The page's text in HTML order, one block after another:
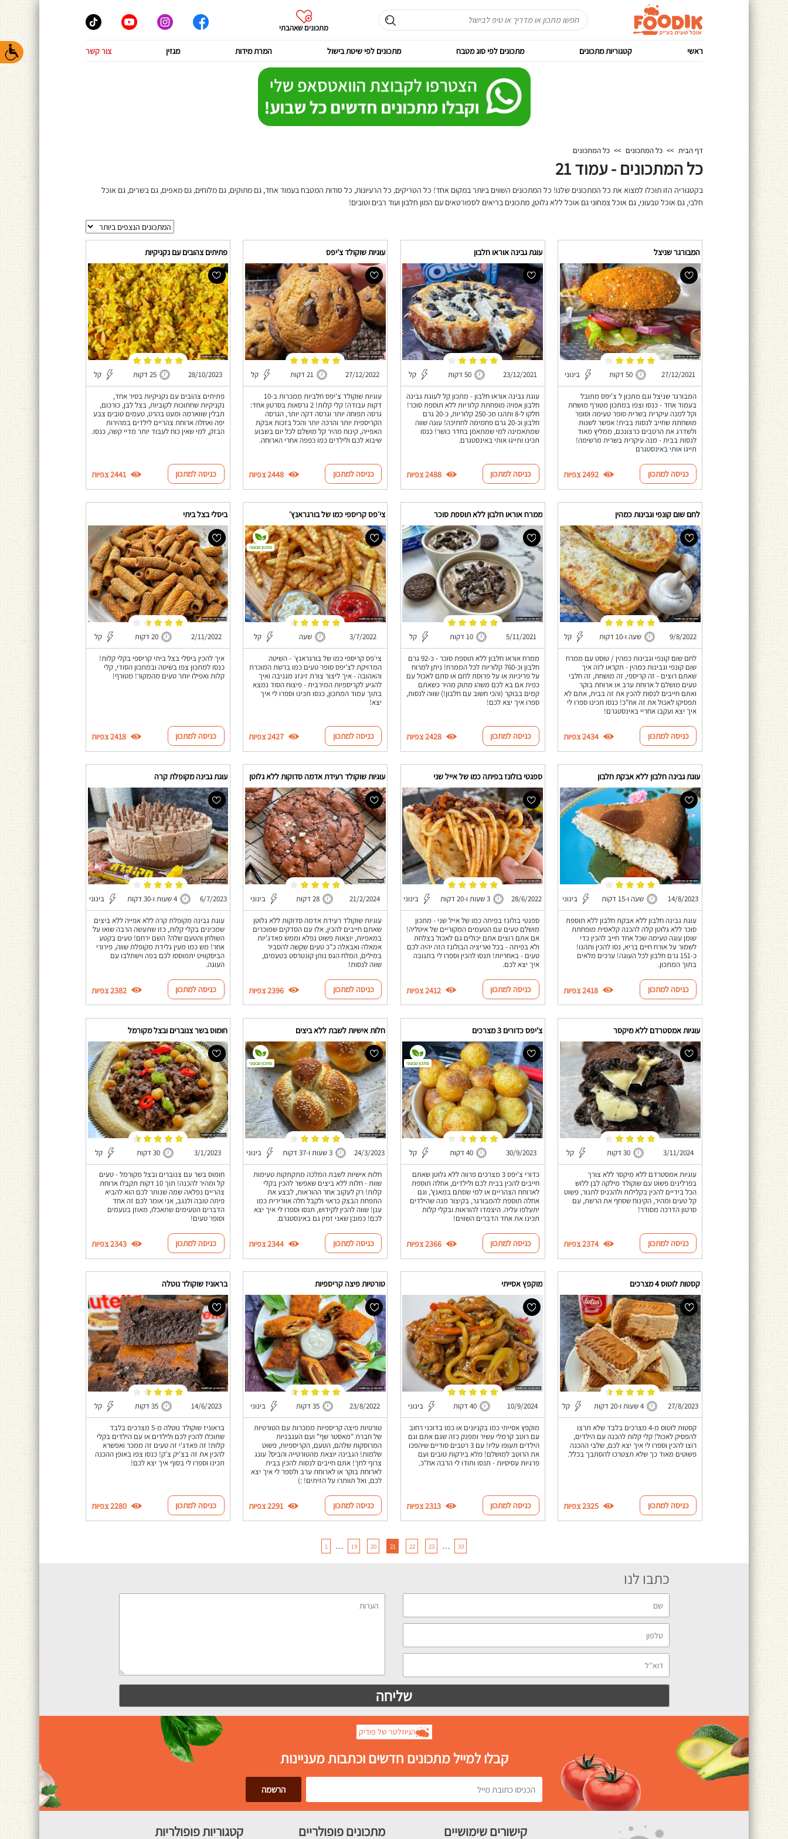
מתכונים שאהבתי
ראשי קטגוריות מתכונים מתכונים לפי סוג מטבח מתכונים לפי שיטת בישול המרת מידות מגזין צור קשר
דף הבית >> כל המתכונים >> כל המתכונים
כל המתכונים - עמוד 21
בקטגוריה הזו תוכלו למצוא את כל המתכונים שלנו! כל המתכונים השווים ביותר במקום אחד! כל הטריקים, כל הרעיונות, כל סודות המטבח בעמוד אחד, גם מתוקים, גם מלוחים, גם מאפים, גם בשרים, גם אוכל
חלבי, גם אוכל טבעוני, גם אוכל צמחוני גם אוכל ללא גלוטן, מתכונים בריאים לספורטאים עם המון חלבון ועוד רבים וטובים!
המבורגר שניצל
27/12/2021 50 דקות בינוני
המבורגר שניצל וגם מתכון ל צ'יפס מתובל
בעמוד אחד - כנסו וצפו במתכון מטורף מושחת
וקל למנה עיקרית בשרית סופר טעימה וסופר
מושחתת שחייב לנסות בבית! אפשר לשנות
ולשדרג את הרטבים כרצונכם, ממליץ מאוד
לנסות בבית - מנה עיקרית בשרית מרשימה!
תייגו אותי באינסטגרם
כניסה למתכון 2492 צפיות
עוגת גבינה אוראו חלבון
23/12/2021 50 דקות קל
עוגת גבינה אוראו חלבון - מתכון קל לעוגת גבינה
חלבון אפויה מופחתת קלוריות ללא תוספת סוכר!
חלקו ל-8 ותהנו מכ-250 קלוריות, כ-20 גרם
חלבון וכ-20 גרם פחמימה לחתיכה! עוגה שווה
שמתאמינה למי שמתאמן בחדר כושר! כנסו
תכינו ותייגו אותי באינסטגרם.
כניסה למתכון 2488 צפיות
עוגיות שוקולד צ'יפס
27/12/2022 21 דקות קל
עוגיות שוקולד צ'יפס חלביות ממכרות ב-10
דקות עבודה! קלי קלות! 2 גרסאות בסרטון אחד:
גרסה תפוחה יותר וגרסה דקה יותר, הגרסה
הקריספית יותר והרכה יותר והכל בזכות אבקת
האפייה, קינוח מהיר קל מושלם לכל יום בשבוע
שיבוא לכם ולילדים כמו כפפה אחרי הארוחה.
כניסה למתכון 2448 צפיות
פתיתים צהובים עם נקניקיות
28/10/2023 25 דקות קל
פתיתים צהובים עם נקניקיות בסיר אחד,
נקניקיות שחתוכות לקוביות, בצל לבן, כורכום,
תבלין שווארמה ומעט בהרט, טעמים טובים צבע
יפה ואחלה ארוחת צהריים לילדים במהירות
הבזק, למי שאין כוח לעבוד יותר מדיי קשה, כנסו.
כניסה למתכון 2441 צפיות
לחם שום קונפי וגבינות כמהין
9/8/2022 שעה ו-10 דקות קל
לחם שום קונפי וגבינות כמהין / טוסט עם ממרח
שום קונפי וגבינות כמהין - תקראו לזה איך
שאתם רוצים - זה קריספי, זה מושחת, זה חלבי
טעים מושלם ל ארוחת ערב או ארוחת בוקר
ואתם חייבים לנסות להכין את זה בבית, אתם לא
תפסיקו לאכול את זה אח"כ! כנסו תכינו ספרו לי
איך יצא ועקבו אחריי באינסטגרם!
כניסה למתכון 2434 צפיות
ממרח אוראו חלבון ללא תוספת סוכר
5/11/2021 10 דקות קל
ממרח אוראו חלבון ללא תוספת סוכר - כ-92 גרם
חלבון וכ-760 קלוריות לכל הממרח! ניתן למרוח
על פריכיות או על פרוסת לחם או סתם לאכול עם
כפית אם בא לכם משהו מתוק מהיר כשאתם
קמים בבוקר (והכי חשוב עם חלבון!) שווה לנסות,
ספרו איך יצא לכם!
כניסה למתכון 2428 צפיות
צי׳פס קריספי כמו של בורגראנץ׳
3/7/2022 שעה קל
צי׳פס קריספי כמו של בורגראנץ׳ - השיטה
המדויקת לצ'יפס סופר טעים כמו ברשת המוכרת
והאהובה - איך ליצור צורת זיגזג מגניבה ואיך
להגיע לקריספיות המירבית - פיצוח הסוד נמצא
בתוך עמוד המתכון, כנסו תכינו וספרו לי איך
יצא!
מתכון טבעוני
כניסה למתכון 2427 צפיות
ביסלי בצל ביתי
2/11/2022 20 דקות קל
איך להכין ביסלי בצל ביתי קריספי בקלי קלות!
כנסו למתכון צפו בשיטה ובמתכון הסודי, קלי
קלות ואפילו יותר טעים מהמקור! מטורף!
כניסה למתכון 2418 צפיות
עוגת גבינה חלבון ללא אבקת חלבון
14/8/2023 שעה ו-15 דקות בינוני
עוגת גבינה חלבון ללא אבקת חלבון ללא תוספת
סוכר ללא גלוטן קלה להכנה קלאסית מופחתת
שומן עוגה טעימה שכל אחד חייב להכין כדי
לשמור על אורח חיים בריא, נסו להכין ותהנו!
כ-151 גרם חלבון לכל העוגה! ערכים מלאים
בתוך המתכון.
כניסה למתכון 2418 צפיות
ספגטי בולונז בפיתה כמו של אייל שני
28/6/2022 3 שעות ו-20 דקות בינוני
ספגטי בולונז בפיתה כמו של אייל שני - מתכון
מושלם טעים עם הטעמים המקוריים של איטליה!
אם אתם רוצים אתם יכולים גם לאכול בצלחת
ולא בפיתה - בכל ואריציה הבולונז הזה יהיה לכם
טעים - באחריות! תנסו להכין וספרו לי בתגובה
איך יצא לכם.
כניסה למתכון 2412 צפיות
עוגיות שוקולד רעידת אדמה סדוקות ללא גלוטן
21/2/2024 28 דקות בינוני
עוגיות שוקולד רעידת אדמה סדוקות ללא גלוטן
שאתם חייבים להכין, אלו עם הסדקים שמוכרים
במאפיות, יוצאות פשוט נפלא וממש פאדג'יות
אמאלה ואבאלה כ"כ טעים שקשה להסביר
במילים, המלח הגס נותן קונטרסט בטעמים,
שווה לנסות!
כניסה למתכון 2396 צפיות
עוגת גבינה מקופלת קרה
6/7/2023 4 שעות ו-30 דקות בינוני
עוגת גבינה מקופלת קרה ללא אפייה ללא ביצים
שמכינים בקלי קלות, כזו שתעשה הרבה שואו על
השולחן והטעם שלה? השם ירחם! טעים בקטע
אחר! מש כמו מעין גלידת מקופלת שווה, פירורי
הביסקוויט יתמוססו לכם בפה וישתלבו עם
העוגה.
כניסה למתכון 2382 צפיות
עוגיות אמסטרדם ללא מיקסר
3/11/2024 30 דקות קל
עוגיות אמסטרדם ללא מיקסר ללא צורך
בפרלינים פשוט עם שוקולד מילקה לבן ללוש
הכל בידיים להכין בקלילות ולהכניס לתנור, פשוט
קל טעים ומהיר, הקינוח שסחף את הרשת, עם
סרטון הדרכה מסודר!
כניסה למתכון 2374 צפיות
צ'יפס כדורים 3 מצרכים
30/9/2023 40 דקות קל
כדורי צ'יפס 3 מצרכים פרווה ללא גלוטן שאתם
חייבים להכין בבית לכם ולילדים, אחלה תוספת
לארוחת הצהריים או למי שסתם במאנץ', וגם
אחלה תוספת להמבורגר, בקיצור מנה שהילדים
יתעלפו עליה. היצמדו להוראות ובקלי קלות
תכינו את אחד הדברים השווים!
מתכון טבעוני
כניסה למתכון 2366 צפיות
חלות אישיות לשבת ללא ביצים
24/3/2023 3 שעות ו-37 דקות בינוני
חלות אישיות לשבת המלכה מתקתקות טעימות
שוות - חלות ללא ביצים שאפשר להכין בקלי
קלות! רק לעקוב אחר ההוראות, לבצע את
התפחת הבצק כראוי ולקבל חלה אוורירית כמו
ענן! שווה להכין לקידוש, תנסו וספרו לי איך יצא
לכם! כמובן שאני זמין גם באינסטגרם.
מתכון טבעוני
כניסה למתכון 2344 צפיות
חומוס בשר צנוברים ובצל מקורמל
3/1/2023 30 דקות קל
חומוס בשר עם צנוברים ובצל מקורמל - טעים
קל ומהיר להכנה! תוך 10 דקות תקבלו ארוחת
צהריים נפלאה שמה שנותר לכם הוא להביא
פיתה טובה ולנגב, אני אומר לכם זה אחד
הדברים הטעימים שתאכלו, מאוזן בטעמים
וסופר טעים!
כניסה למתכון 2343 צפיות
קסטות לוטוס 4 מצרכים
27/8/2023 4 שעות ו-20 דקות קל
קסטות לוטוס מ-4 מצרכים בלבד שלא תרצו
להפסיק לאכול! קלי קלות להכנה עם הילדים,
רוצו להכין וספרו לי איך יצא לכם, שלבי ההכנה
פשוטים מאוד כך שלא תצטרכו להסתבך בכלל.
כניסה למתכון 2325 צפיות
מוקפץ אסייתי
10/9/2024 40 דקות בינוני
מוקפץ אסייתי כמו בקניונים או כמו בדוכני רחוב
עם רוטב קרמלי עשיר ומפנק כזה שגם אתם וגם
הילדים תעופו עליו! עם 3 רטבים סודיים שיהפכו
את הרוטב למושלם! מלא בירקות טובים ועם
פרגיות עסיסיות - תנסו ותודו לי הרבה אח"כ.
כניסה למתכון 2313 צפיות
טורטיות פיצה קריספיות
23/8/2022 35 דקות בינוני
טורטיות פיצה קריספיות ממכרות עם הטורטיות
של חברת "מאסטר שף" ועם העגבניות
המרוסקות שלהם, הטעם, הקריספיות, פשוט
שלמות! הגבינה יוצאת מהטורטייה והביס? עונג
צרוף לחך! אתם חייבים לנסות להכין בבית
לארוחת בוקר או לארוחת ערב ולספר לי איך יצא
לכם, ואל תוותרו על הזיתים! :)
כניסה למתכון 2291 צפיות
בראוניז שוקולד נוטלה
14/6/2023 35 דקות קל
בראוניז שוקולד נוטלה מ-5 מצרכים בלבד
שתוכלו להכין לכם ולילדים או עם הילדים בקלי
קלות! זה פאדג'י זה טעים זה ממכר ואפשרא
להכין את זה בצ'יק צ'ק! כנסו צפו באופן ההכנה
תכינו וספרו לי בסוף איך יצא לכם!
כניסה למתכון 2280 צפיות
1 … 19 20 21 22 23 … 33
כתבו לנו
הניוזלטר של פודיק
קבלו למייל מתכונים חדשים וכתבות מעניינות
קישורים שימושיים מתכונים פופולריים קטגוריות פופולריות